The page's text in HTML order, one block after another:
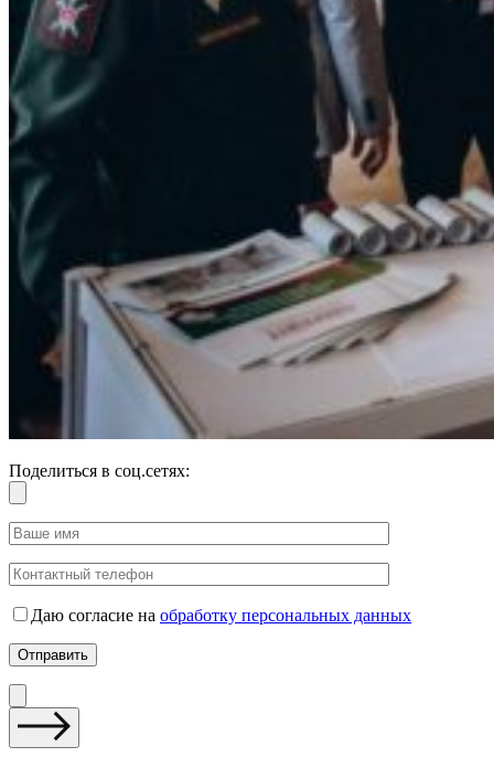
Поделиться в соц.сетях:
Даю согласие на обработку персональных данных